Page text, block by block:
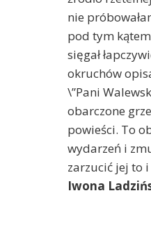
nie
pod tym
sięgał
okruchów
\”Pani
obarczone
powieści. To
wydarzeń i
zarzucić jej to
Iwona